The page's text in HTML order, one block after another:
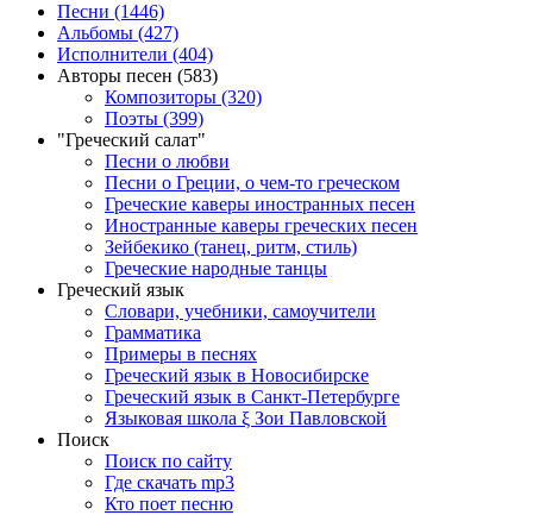
Песни (1446)
Альбомы (427)
Исполнители (404)
Авторы песен (583)
Композиторы (320)
Поэты (399)
"Греческий салат"
Песни о любви
Песни о Греции, о чем-то греческом
Греческие каверы иностранных песен
Иностранные каверы греческих песен
Зейбекико (танец, ритм, стиль)
Греческие народные танцы
Греческий язык
Словари, учебники, самоучители
Грамматика
Примеры в песнях
Греческий язык в Новосибирске
Греческий язык в Санкт-Петербурге
Языковая школа ξ Зои Павловской
Поиск
Поиск по сайту
Где скачать mp3
Кто поет песню